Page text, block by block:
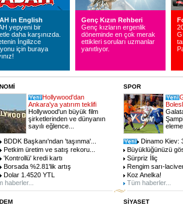
in English
yepyeni bir
daha karşınızda.
İngilizce
için buraya
Genç Kızın Rehberi
Genç kızların ergenlik
döneminde en çok merak
ettikleri soruları uzmanlar
yanıtlıyor.
Hollywood'dan
Ankara'ya yatırım teklifi
Hollywood'un büyük film
şirketlerinden ve dünyanın
sayılı eğlence...
BDDK Başkanı'ndan 'taşınma'...
Petkim üretim ve satış rekoru...
'Kontrollü' kredi kartı
Borsada %2.81'lik artış
Dolar 1.4520 YTL
haberler...
SPOR
Dinamo Kiev:
Büyüklüğünüzü
Sürpriz İliç
Rengim sarı-
Koz Anelka!
Tüm haberler...
SİYASET